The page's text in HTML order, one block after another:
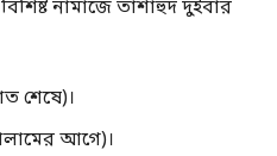
নামাজে তাশাহুদ দুইবার
শেষে)।
আগে)।